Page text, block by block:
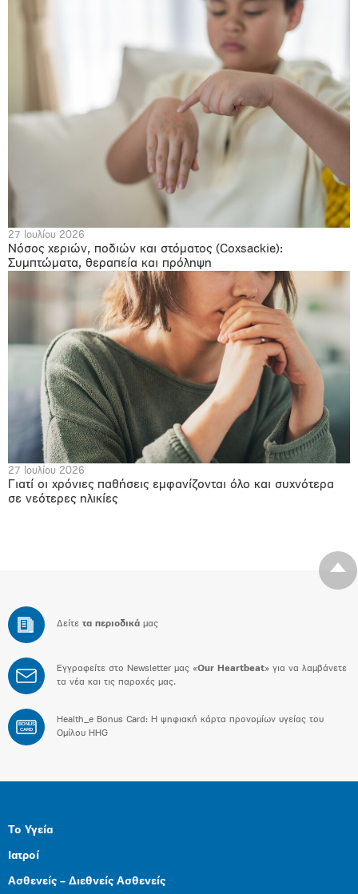
27 Ιουλίου 2026
Νόσος χεριών, ποδιών και στόματος (Coxsackie):
Συμπτώματα, θεραπεία και πρόληψη
27 Ιουλίου 2026
Γιατί οι χρόνιες παθήσεις εμφανίζονται όλο και συχνότερα
σε νεότερες ηλικίες
Δείτε τα περιοδικά μας
Εγγραφείτε στο Newsletter μας «Our Heartbeat» για να λαμβάνετε
τα νέα και τις παροχές μας.
BONUS
CARD
Health_e Bonus Card: H ψηφιακή κάρτα προνομίων υγείας του
Ομίλου HHG
Το Υγεία
Ιατροί
Ασθενείς – Διεθνείς Ασθενείς